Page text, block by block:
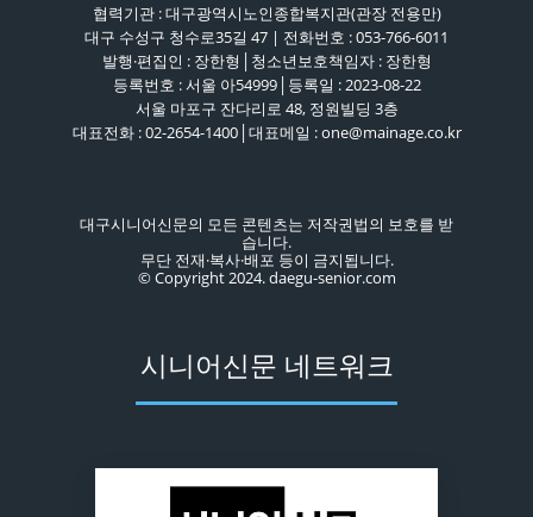
협력기관 : 대구광역시노인종합복지관(관장 전용만)
대구 수성구 청수로35길 47 | 전화번호 : 053-766-6011
발행·편집인 : 장한형│청소년보호책임자 : 장한형
등록번호 : 서울 아54999│등록일 : 2023-08-22
서울 마포구 잔다리로 48, 정원빌딩 3층
대표전화 : 02-2654-1400│대표메일 : one@mainage.co.kr
대구시니어신문의 모든 콘텐츠는 저작권법의 보호를 받
습니다.
무단 전재·복사·배포 등이 금지됩니다.
© Copyright 2024. daegu-senior.com
시니어신문 네트워크